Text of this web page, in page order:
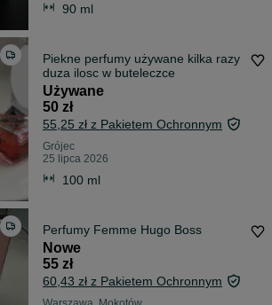
90 ml
Piekne perfumy używane kilka razy
duza ilosc w buteleczce
Używane
50 zł
55,25 zł z Pakietem Ochronnym
Grójec
25 lipca 2026
100 ml
Perfumy Femme Hugo Boss
Nowe
55 zł
60,43 zł z Pakietem Ochronnym